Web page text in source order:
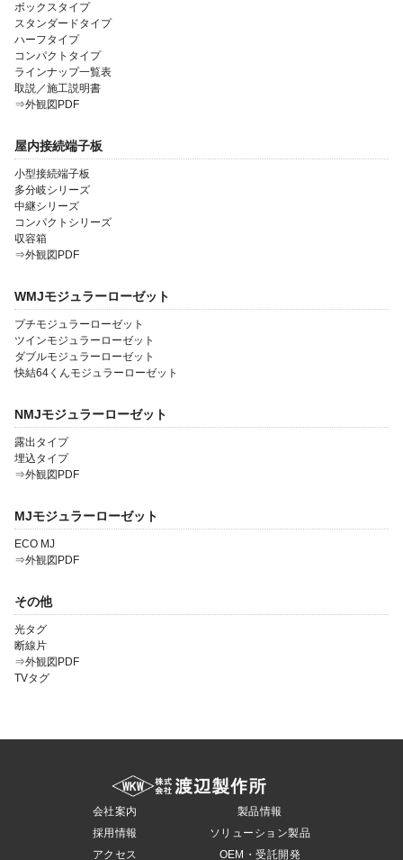
ボックスタイプ
スタンダードタイプ
ハーフタイプ
コンパクトタイプ
ラインナップ一覧表
取説／施工説明書
⇒外観図PDF
屋内接続端子板
小型接続端子板
多分岐シリーズ
中継シリーズ
コンパクトシリーズ
収容箱
⇒外観図PDF
WMJモジュラーローゼット
プチモジュラーローゼット
ツインモジュラーローゼット
ダブルモジュラーローゼット
快結64くんモジュラーローゼット
NMJモジュラーローゼット
露出タイプ
埋込タイプ
⇒外観図PDF
MJモジュラーローゼット
ECO MJ
⇒外観図PDF
その他
光タグ
断線片
⇒外観図PDF
TVタグ
会社案内
採用情報
アクセス
製品情報
ソリューション製品
OEM・受託開発